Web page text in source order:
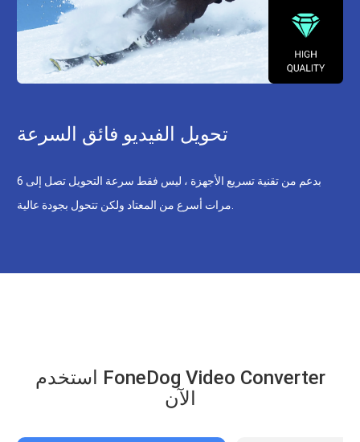
تحويل الفيديو فائق السرعة
بدعم من تقنية تسريع الأجهزة ، ليس فقط سرعة التحويل تصل إلى 6
مرات أسرع من المعتاد ولكن تتحول بجودة عالية.
استخدم FoneDog Video Converter
الآن